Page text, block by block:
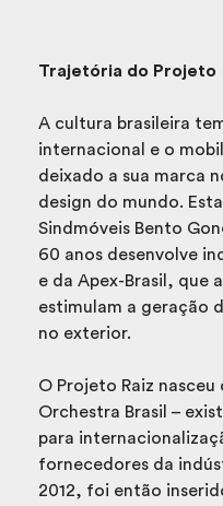
Trajetória do Projeto
A cultura brasileira
internacional e o
deixado a sua marca
design do mundo.
Sindmóveis Bento
60 anos desenvolve
e da Apex-Brasil, que
estimulam a geração
no exterior.
O Projeto Raiz
Orchestra Brasil –
para
fornecedores da
2012, foi então